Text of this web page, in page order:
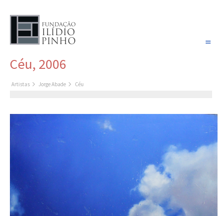
Últimas aquisições
COLEÇÃO VIVÊNCIAS
Artistas
Cronologia
Céu, 2006
Artistas Jorge Abade Céu